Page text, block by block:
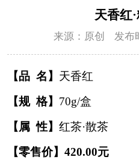
天香红
来源：原创 发布
【品 名】 天香红
【规 格】 70g/盒
【属 性】 红茶·散茶
【零售价】420.00元